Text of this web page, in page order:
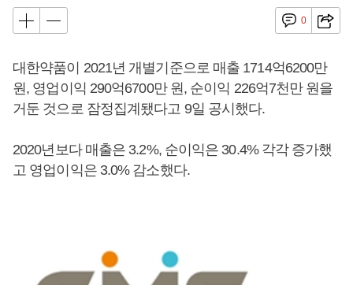
0
대한약품이 2021년 개별기준으로 매출 1714억6200만
원, 영업이익 290억6700만 원, 순이익 226억7천만 원을
거둔 것으로 잠정집계됐다고 9일 공시했다.
2020년보다 매출은 3.2%, 순이익은 30.4% 각각 증가했
고 영업이익은 3.0% 감소했다.